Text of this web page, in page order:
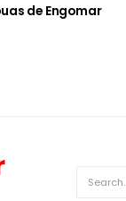
de Engomar